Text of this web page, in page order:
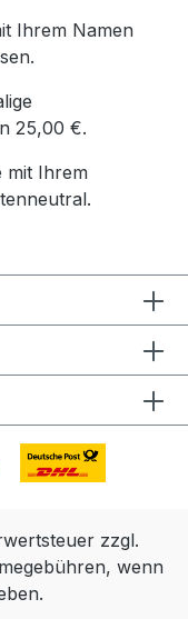
Ihrem Namen
25,00 €.
mit Ihrem
zzgl.
wenn